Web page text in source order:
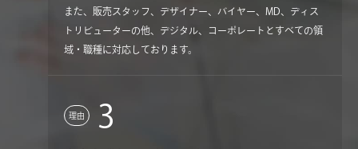
また、販売スタッフ、デザイナー、バイヤー、MD、ディス
トリビューターの他、デジタル、コーポレートとすべての領
域・職種に対応しております。
理由 3